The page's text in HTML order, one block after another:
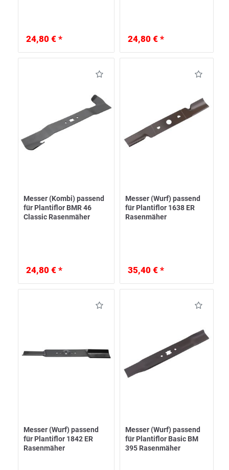
24,80 € * 24,80 € *
Messer (Kombi) passend
für Plantiflor BMR 46
Classic Rasenmäher
24,80 € *
Messer (Wurf) passend
für Plantiflor 1638 ER
Rasenmäher
35,40 € *
Messer (Wurf) passend
für Plantiflor 1842 ER
Rasenmäher
Messer (Wurf) passend
für Plantiflor Basic BM
395 Rasenmäher